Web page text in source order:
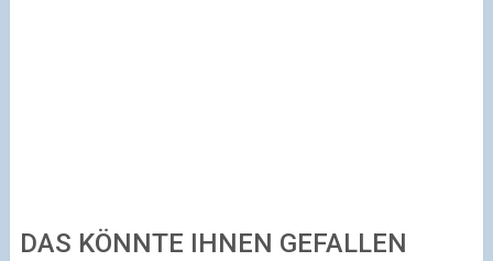
DAS KÖNNTE IHNEN GEFALLEN